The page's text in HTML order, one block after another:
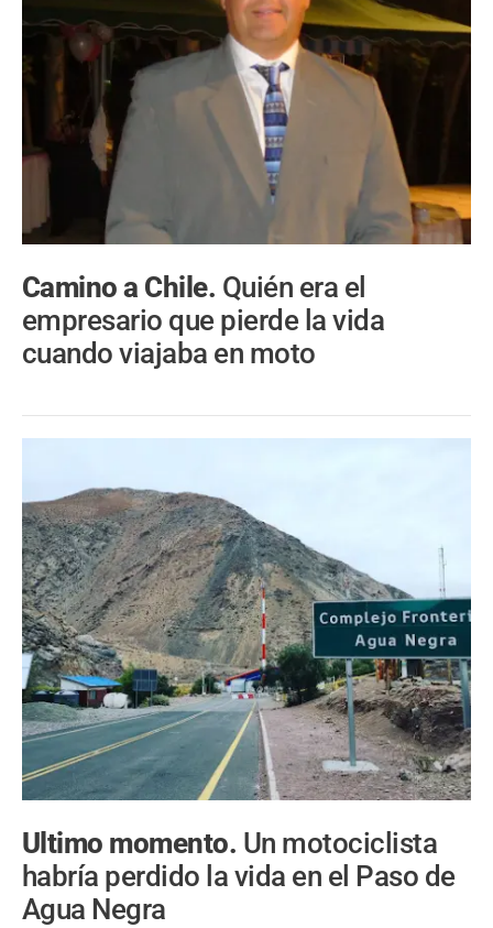
Camino a Chile. Quién era el
empresario que pierde la vida
cuando viajaba en moto
Ultimo momento. Un motociclista
habría perdido la vida en el Paso de
Agua Negra